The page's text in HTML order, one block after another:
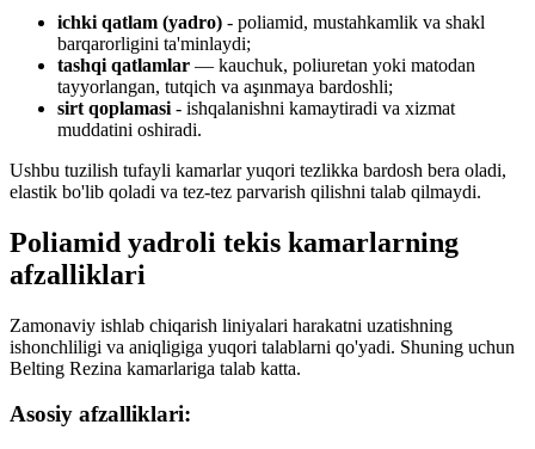
ichki qatlam (yadro) - poliamid, mustahkamlik va shakl
barqarorligini ta'minlaydi;
tashqi qatlamlar — kauchuk, poliuretan yoki matodan
tayyorlangan, tutqich va aşınmaya bardoshli;
sirt qoplamasi - ishqalanishni kamaytiradi va xizmat
muddatini oshiradi.
Ushbu tuzilish tufayli kamarlar yuqori tezlikka bardosh bera oladi,
elastik bo'lib qoladi va tez-tez parvarish qilishni talab qilmaydi.
Poliamid yadroli tekis kamarlarning
afzalliklari
Zamonaviy ishlab chiqarish liniyalari harakatni uzatishning
ishonchliligi va aniqligiga yuqori talablarni qo'yadi. Shuning uchun
Belting Rezina kamarlariga talab katta.
Asosiy afzalliklari: